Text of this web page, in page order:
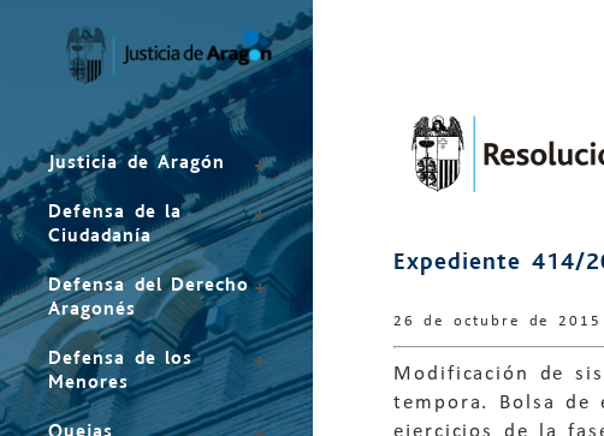
Justicia de Aragón
Defensa de la
Ciudadanía
Defensa del Derecho
Aragonés
Defensa de los
Menores
Quejas
Expediente 414/
26 de octubre de 2015
Modificación de
tempora. Bolsa de
ejercicios de la